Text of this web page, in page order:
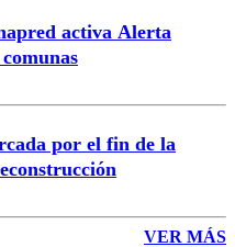
activa Alerta
por el fin de la
VER MÁS